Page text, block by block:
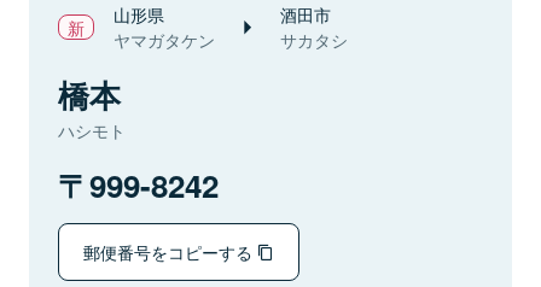
山形県
ヤマガタケン
酒田市
サカタシ
橋本
ハシモト
999-8242
郵便番号をコピーする